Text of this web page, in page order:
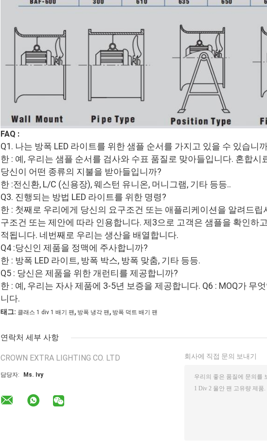
FAQ :
Q1. 나는 방폭 LED 라이트를 위한 샘플 순서를 가지고 있을 수 있습니
한 : 예, 우리는 샘플 순서를 검사와 수표 품질로 맞아들입니다. 혼합시
당신이 어떤 종류의 지불을 받아들입니까?
한 :전신환, L/C (신용장), 웨스턴 유니온, 머니그램, 기타 등등..
Q3. 진행되는 방법 LED 라이트를 위한 명령?
한 : 첫째로 우리에게 당신의 요구조건 또는 애플리케이션을 알려드립
구조건 또는 제안에 따라 인용합니다. 제3으로 고객은 샘플을 확인하
적됩니다. 네번째로 우리는 생산을 배열합니다.
Q4 :당신인 제품을 정맥에 주사합니까?
한 : 방폭 LED 라이트, 방폭 박스, 방폭 맞춤, 기타 등등.
Q5 : 당신은 제품을 위한 개런티를 제공합니까?
한 : 예, 우리는 자사 제품에 3-5년 보증을 제공합니다. Q6 : MOQ가 무
니다.
태그: 클래스 1 div 1 배기 팬, 방폭 냉각 팬, 방폭 덕트 배기 팬
연락처 세부 사항
CROWN EXTRA LIGHTING CO. LTD
담당자: Ms. Ivy
회사에 직접 문의 보내기